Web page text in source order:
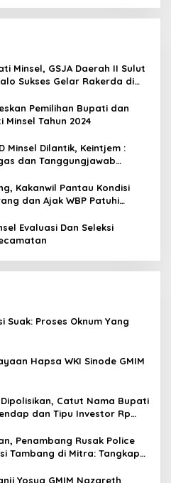
Minsel, GSJA Daerah II Sulut
Sukses Gelar Rakerda di
Pemilihan Bupati dan
Minsel Tahun 2024
Minsel Dilantik, Keintjem :
dan Tanggungjawab
Kakanwil Pantau Kondisi
dan Ajak WBP Patuhi
Evaluasi Dan Seleksi
Suak: Proses Oknum Yang
Hapsa WKI Sinode GMIM
Dipolisikan, Catut Nama Bupati
dan Tipu Investor Rp
Penambang Rusak Police
Tambang di Mitra: Tangkap
Yosua GMIM Nazareth